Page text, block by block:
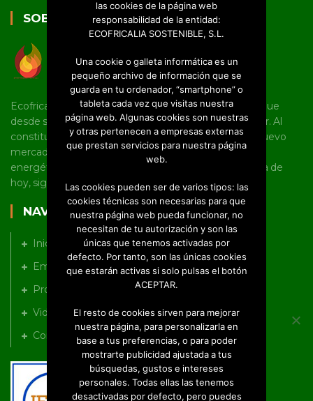
SOBRE NOSOTROS
Ecofricalia es una joven pyme castellano manchega que
desde sus inicios tiene un marcado carácter innovador. Al
constituirse como empresa, fue pionera en abrir un nuevo
mercado en torno al uso de la biomasa y la eficiencia
energética en Castilla-La Mancha, línea en la que, a día de
hoy, sigue trabajando a nivel nacional e internacional.
NAVEGACIÓN
Inicio
Empresa
Productos
Videos
Contacto
las cookies de la página web
responsabilidad de la entidad:
ECOFRICALIA SOSTENIBLE, S.L.
Una cookie o galleta informática es un
pequeño archivo de información que se
guarda en tu ordenador, “smartphone” o
tableta cada vez que visitas nuestra
página web. Algunas cookies son nuestras
y otras pertenecen a empresas externas
que prestan servicios para nuestra página
web.
Las cookies pueden ser de varios tipos: las
cookies técnicas son necesarias para que
nuestra página web pueda funcionar, no
necesitan de tu autorización y son las
únicas que tenemos activadas por
defecto. Por tanto, son las únicas cookies
que estarán activas si solo pulsas el botón
ACEPTAR.
El resto de cookies sirven para mejorar
nuestra página, para personalizarla en
base a tus preferencias, o para poder
mostrarte publicidad ajustada a tus
búsquedas, gustos e intereses
personales. Todas ellas las tenemos
desactivadas por defecto, pero puedes